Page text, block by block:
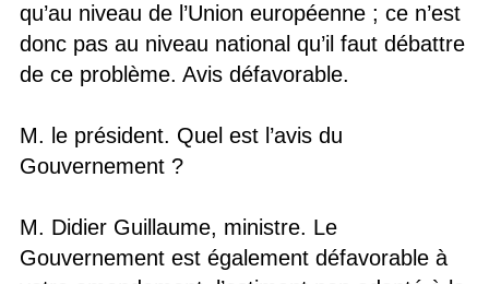
qu’au niveau de l’Union européenne ; ce n’est
donc pas au niveau national qu’il faut débattre
de ce problème. Avis défavorable.
M. le président. Quel est l’avis du
Gouvernement ?
M. Didier Guillaume, ministre. Le
Gouvernement est également défavorable à